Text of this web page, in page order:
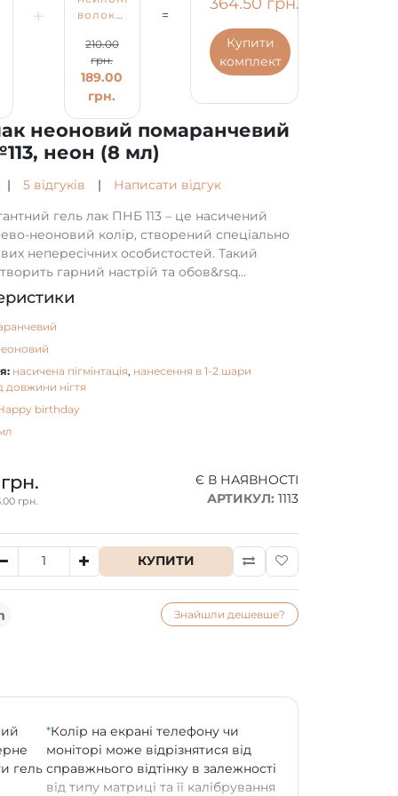
неоновий помаранчевий
неон (8 мл)
| 5 відгуків |
Написати відгук
гель лак ПНБ 113 – це насичений
неоновий колір, створений спеціально
непересічних особистостей. Такий
гарний настрій та обов&rsq...
насичена пігмінтація, нанесення в 1-2 шари
довжини нігтя
birthday
грн.
Є В НАЯВНОСТІ
АРТИКУЛ: 1113
КУПИТИ
Знайшли дешевше?
+
волокнами
Base
PNB,
молочно
біла, 8
210.00
грн.
189.00
грн.
=
Купити
комплект
гель
*Колір на екрані телефону чи
моніторі може відрізнятися від
справжнього відтінку в залежності
від типу матриці та її калібрування